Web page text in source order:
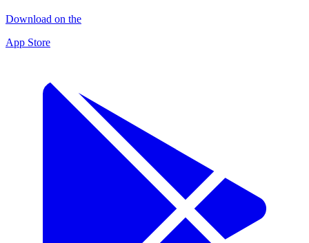
Download on the
App Store